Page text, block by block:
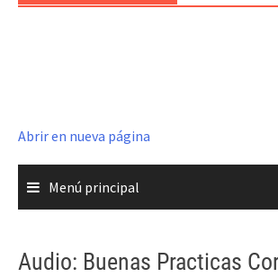
Abrir en nueva página
Menú principal
Audio: Buenas Practicas